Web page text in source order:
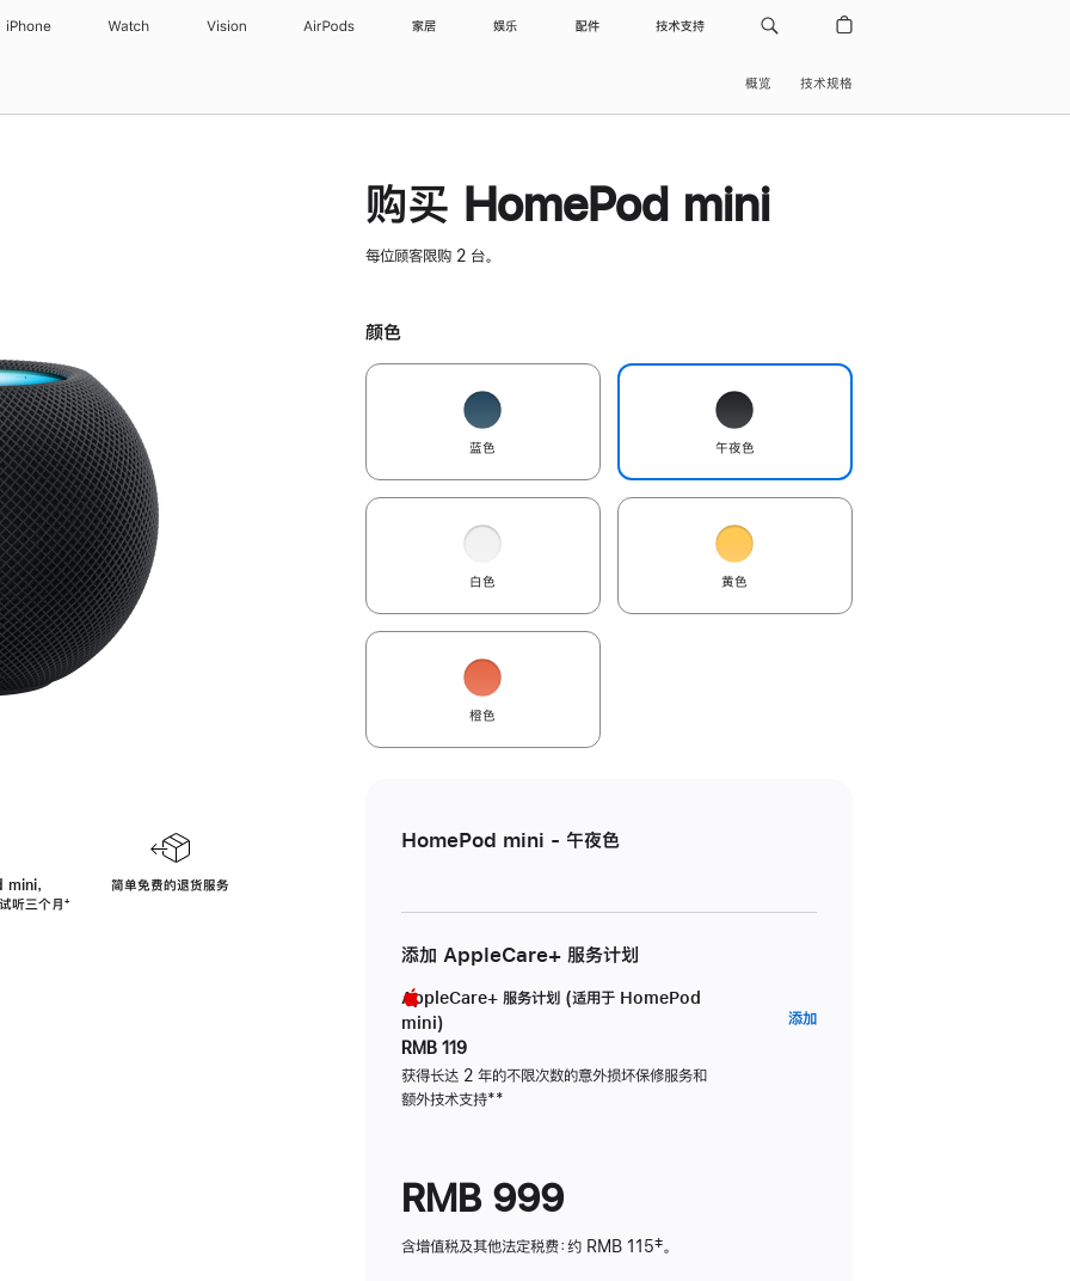
iPhone Watch Vision AirPods 家居 娱乐 配件 技术支持
概览 技术规格
，
听三个月脚
⁺
简单免费的退货服务
购买 HomePod mini
每位顾客限购 2 台。
颜色
蓝色 午夜色
白色 黄色
橙色
HomePod mini - 午夜色
添加 AppleCare+ 服务计划
AppleCare+ 服务计划 (适用于 HomePod
mini)
RMB 119
获得长达 2 年的不限次数的意外损坏保修服务和
额外技术支持脚
**
添加AppleCare+
RMB 999
含增值税及其他法定税费：约 RMB 115‡。